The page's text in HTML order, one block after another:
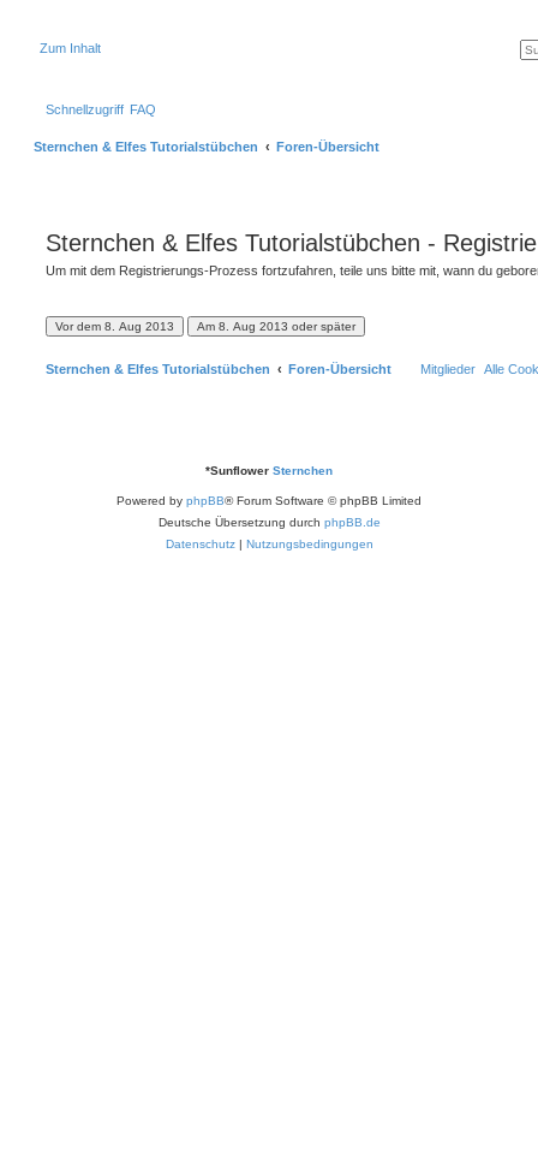
Zum Inhalt
Schnellzugriff FAQ
Sternchen & Elfes Tutorialstübchen Foren-Übersicht
Sternchen & Elfes Tutorialstübchen -
Um mit dem Registrierungs-Prozess fortzufahren, teile uns bitte mit, wann du
Sternchen & Elfes Tutorialstübchen Foren-Übersicht Alle
Mitglieder
*Sunflower Sternchen
Powered by phpBB® Forum Software © phpBB Limited
Deutsche Übersetzung durch phpBB.de
Datenschutz | Nutzungsbedingungen